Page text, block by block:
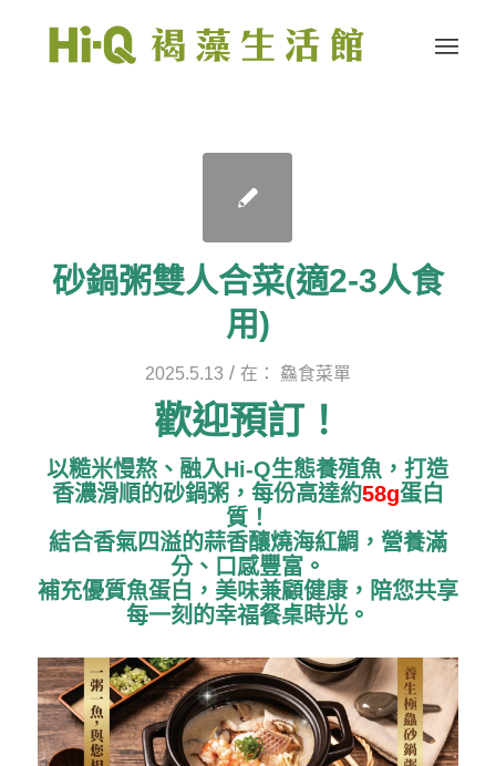
砂鍋粥雙人合菜(適2-3人食
用)
2025.5.13 / 在： 鱻食菜單
歡迎預訂！
以糙米慢熬、融入Hi-Q生態養殖魚，打造
香濃滑順的砂鍋粥，每份高達約58g蛋白
質！
結合香氣四溢的蒜香釀燒海紅鯛，營養滿
分、口感豐富。
補充優質魚蛋白，美味兼顧健康，陪您共享
每一刻的幸福餐桌時光。